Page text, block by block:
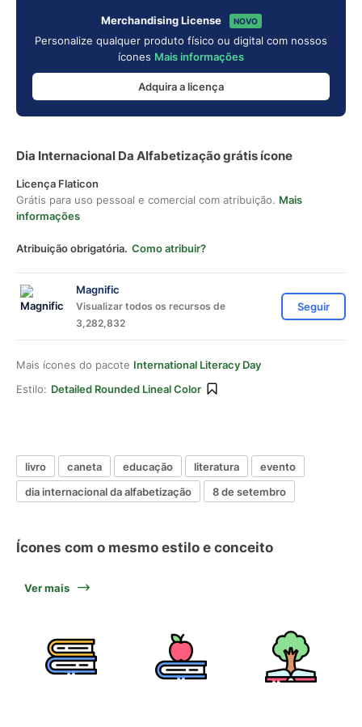
Merchandising License NOVO
Personalize qualquer produto físico ou digital com nossos
ícones Mais informações
Adquira a licença
Dia Internacional Da Alfabetização grátis ícone
Licença Flaticon
Grátis para uso pessoal e comercial com atribuição. Mais
informações
Atribuição obrigatória. Como atribuir?
Magnific
Visualizar todos os recursos de
3,282,832
Seguir
Mais ícones do pacote International Literacy Day
Estilo: Detailed Rounded Lineal Color
livro caneta educação literatura
evento
dia internacional da alfabetização
8 de setembro
Ícones com o mesmo estilo e conceito
Ver mais